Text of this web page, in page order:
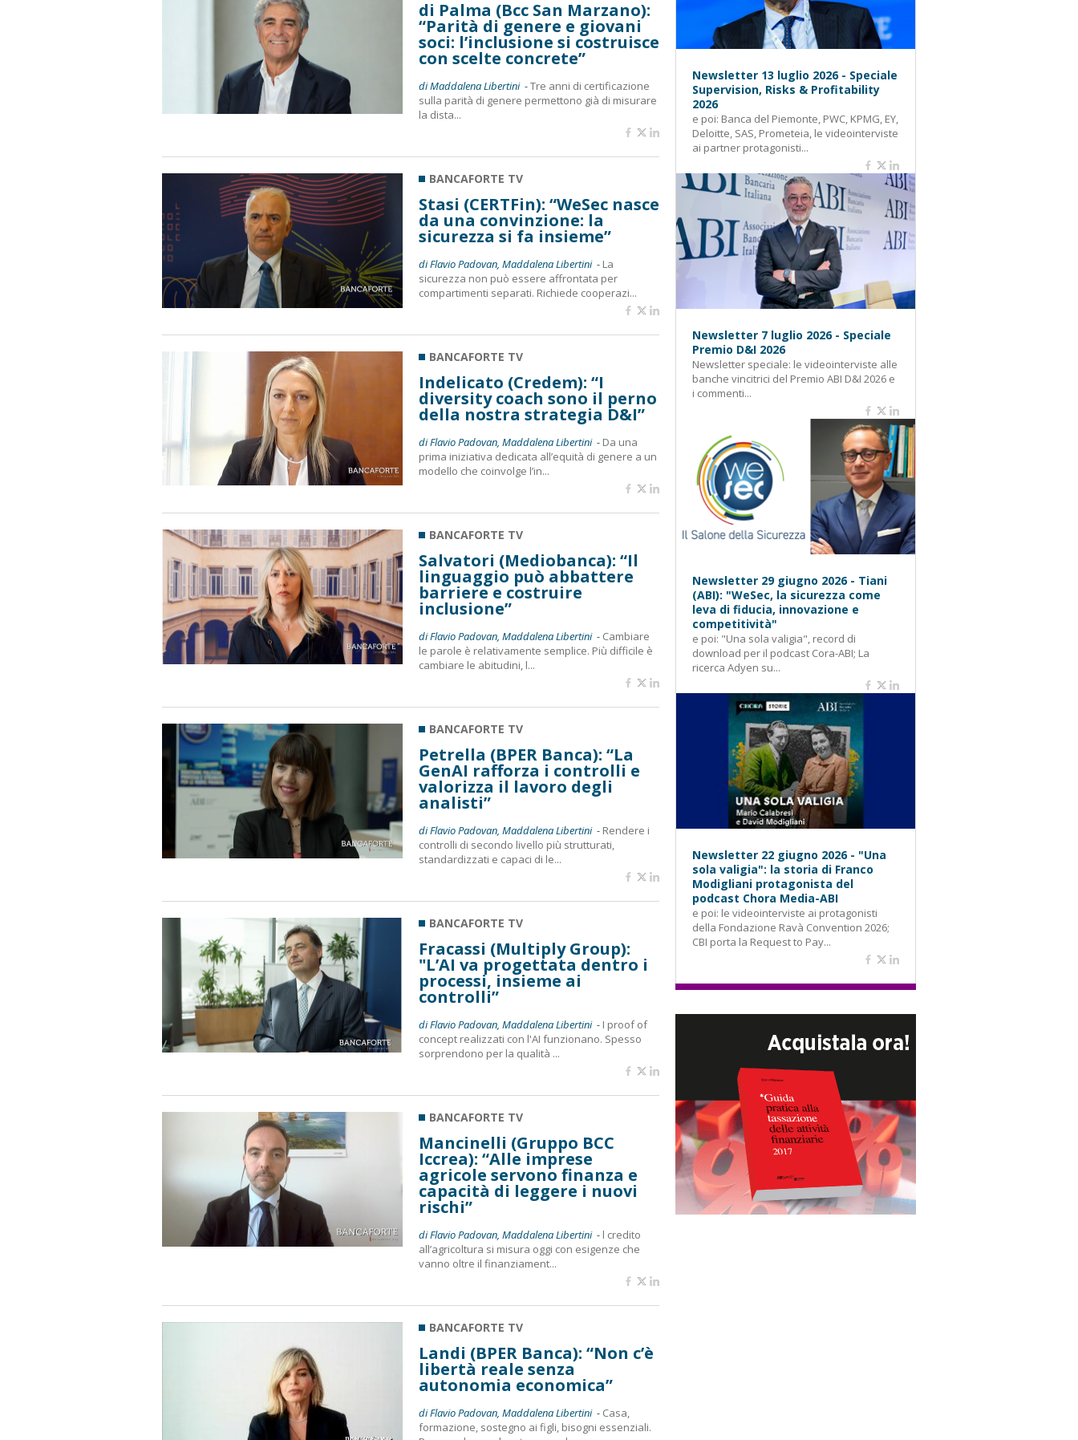
di Palma (Bcc San Marzano):
“Parità di genere e giovani
soci: l’inclusione si costruisce
con scelte concrete”
di Maddalena Libertini -Tre anni di certificazione
sulla parità di genere permettono già di misurare
la dista...
BANCAFORTE TV
Stasi (CERTFin): “WeSec nasce
da una convinzione: la
sicurezza si fa insieme”
di Flavio Padovan, Maddalena Libertini - La
sicurezza non può essere affrontata per
compartimenti separati. Richiede cooperazi...
BANCAFORTE TV
Indelicato (Credem): “I
diversity coach sono il perno
della nostra strategia D&I”
di Flavio Padovan, Maddalena Libertini - Da una
prima iniziativa dedicata all’equità di genere a un
modello che coinvolge l’in...
BANCAFORTE TV
Salvatori (Mediobanca): “Il
linguaggio può abbattere
barriere e costruire
inclusione”
di Flavio Padovan, Maddalena Libertini - Cambiare
le parole è relativamente semplice. Più difficile è
cambiare le abitudini, l...
BANCAFORTE TV
Petrella (BPER Banca): “La
GenAI rafforza i controlli e
valorizza il lavoro degli
analisti”
di Flavio Padovan, Maddalena Libertini - Rendere i
controlli di secondo livello più strutturati,
standardizzati e capaci di le...
BANCAFORTE TV
Fracassi (Multiply Group):
"L’AI va progettata dentro i
processi, insieme ai
controlli”
di Flavio Padovan, Maddalena Libertini - I proof of
concept realizzati con l'AI funzionano. Spesso
sorprendono per la qualità ...
BANCAFORTE TV
Mancinelli (Gruppo BCC
Iccrea): “Alle imprese
agricole servono finanza e
capacità di leggere i nuovi
rischi”
di Flavio Padovan, Maddalena Libertini - l credito
all’agricoltura si misura oggi con esigenze che
vanno oltre il finanziament...
BANCAFORTE TV
Landi (BPER Banca): “Non c’è
libertà reale senza
autonomia economica”
di Flavio Padovan, Maddalena Libertini - Casa,
formazione, sostegno ai figli, bisogni essenziali.
Newsletter 13 luglio 2026 - Speciale
Supervision, Risks & Profitability
2026
e poi: Banca del Piemonte, PWC, KPMG, EY,
Deloitte, SAS, Prometeia, le videointerviste
ai partner protagonisti...
Newsletter 7 luglio 2026 - Speciale
Premio D&I 2026
Newsletter speciale: le videointerviste alle
banche vincitrici del Premio ABI D&I 2026 e
i commenti...
Newsletter 29 giugno 2026 - Tiani
(ABI): "WeSec, la sicurezza come
leva di fiducia, innovazione e
competitività"
e poi: "Una sola valigia", record di
download per il podcast Cora-ABI; La
ricerca Adyen su...
Newsletter 22 giugno 2026 - "Una
sola valigia": la storia di Franco
Modigliani protagonista del
podcast Chora Media-ABI
e poi: le videointerviste ai protagonisti
della Fondazione Ravà Convention 2026;
CBI porta la Request to Pay...